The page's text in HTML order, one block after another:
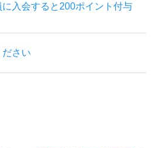
入会すると200ポイント付与
ださい